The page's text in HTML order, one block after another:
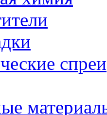
спреи